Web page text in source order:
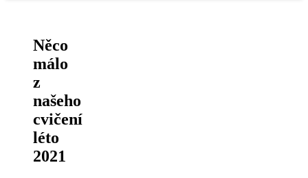
Něco
málo
z
našeho
cvičení
léto
2021